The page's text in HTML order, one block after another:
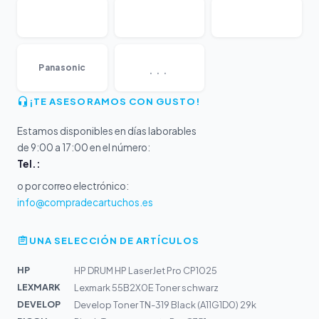
Panasonic ...
¡TE ASESORAMOS CON GUSTO!
Estamos disponibles en días laborables
de 9:00 a 17:00 en el número:
Tel.:
o por correo electrónico:
info@compradecartuchos.es
UNA SELECCIÓN DE ARTÍCULOS
HP
HP DRUM HP LaserJet Pro CP1025
LEXMARK
Lexmark 55B2X0E Toner schwarz
DEVELOP
Develop Toner TN-319 Black (A11G1D0) 29k